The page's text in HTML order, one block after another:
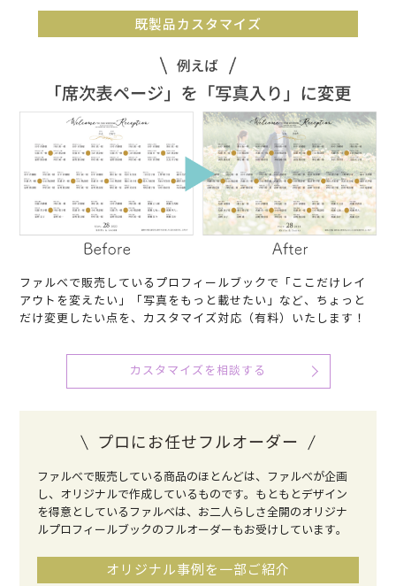
既製品カスタマイズ
ファルべで販売しているプロフィールブックで「ここだけレイ
アウトを変えたい」「写真をもっと載せたい」など、ちょっと
だけ変更したい点を、カスタマイズ対応（有料）いたします！
カスタマイズを相談する
プロにお任せフルオーダー
ファルべで販売している商品のほとんどは、ファルべが企画
し、オリジナルで作成しているものです。もともとデザイン
を得意としているファルべは、お二人らしさ全開のオリジナ
ルプロフィールブックのフルオーダーもお受けしています。
オリジナル事例を一部ご紹介